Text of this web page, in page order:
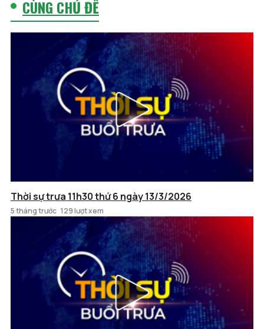
CÙNG CHỦ ĐỀ
Thời sự trưa 11h30 thứ 6 ngày 13/3/2026
5 tháng trước 129 lượt xem